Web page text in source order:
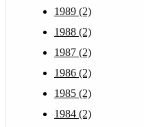
1989 (2)
1988 (2)
1987 (2)
1986 (2)
1985 (2)
1984 (2)